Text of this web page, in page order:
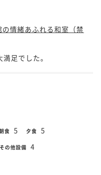
情緒あふれる和室（禁
足でした。
食 5 夕食 5
その他設備 4